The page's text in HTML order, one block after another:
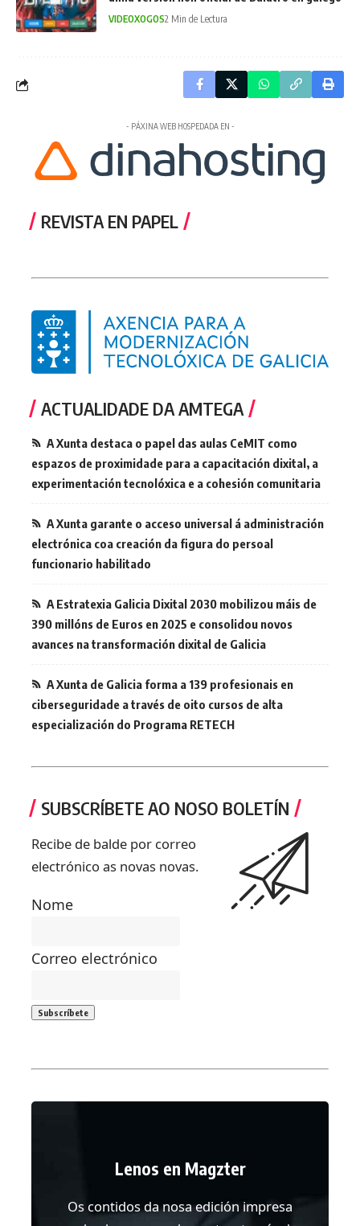
VIDEOXOGOS2 Min de Lectura
- PÁXINA WEB HOSPEDADA EN -
REVISTA EN PAPEL
ACTUALIDADE DA AMTEGA
A Xunta destaca o papel das aulas CeMIT como
espazos de proximidade para a capacitación dixital, a
experimentación tecnolóxica e a cohesión comunitaria
A Xunta garante o acceso universal á administración
electrónica coa creación da figura do persoal
funcionario habilitado
A Estratexia Galicia Dixital 2030 mobilizou máis de
390 millóns de Euros en 2025 e consolidou novos
avances na transformación dixital de Galicia
A Xunta de Galicia forma a 139 profesionais en
ciberseguridade a través de oito cursos de alta
especialización do Programa RETECH
SUBSCRÍBETE AO NOSO BOLETÍN
Recibe de balde por correo
electrónico as novas novas.
Nome
Correo electrónico
Lenos en Magzter
Os contidos da nosa edición impresa